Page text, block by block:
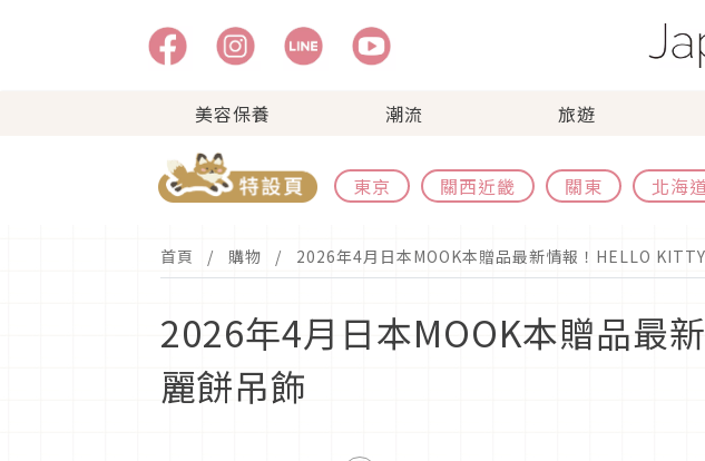
美容保養 潮流 旅遊
東京 關西近畿 關東 北海
首頁 購物 2026年4月日本MOOK本贈品最新情報！HELLO
2026年4月日本MOOK本贈品最
麗餅吊飾